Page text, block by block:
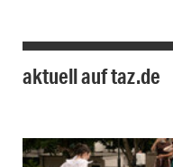
aktuell auf taz.de